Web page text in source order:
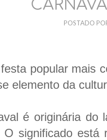
POSTADO
popular mais
elemento da
é originária do
significado está